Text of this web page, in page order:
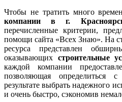
Чтобы не тратить много
компании в г.
перечисленные критерии,
помощи сайта «Всех Знаю». На
ресурса представлен
оказывающих строительные
каждой компании
позволяющая определиться
результате выбрать надежного
и очень быстро, сэкономив